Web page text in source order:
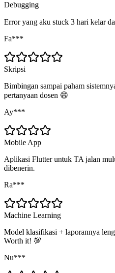
Debugging
Error yang aku stuck 3 hari kelar
Fa***
Skripsi
Bimbingan sampai paham
pertanyaan dosen 😄
Ay***
Mobile App
Aplikasi Flutter untuk TA jalan
dibenerin.
Ra***
Machine Learning
Model klasifikasi + laporannya
Worth it! 💯
Nu***